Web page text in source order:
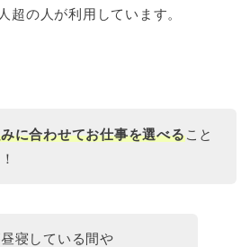
超の人が利用しています。
に合わせてお仕事を選べること
寝している間や